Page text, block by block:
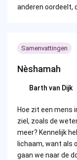
anderen oordeelt,
Samenvattingen
Nèshamah
Posted
Barth van Dijk
Hoe zit een mens
ziel, zoals de
meer? Kennelijk
lichaam, want als
gaan we naar de